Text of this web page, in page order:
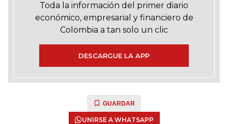
Toda la información del primer diario
económico, empresarial y financiero de
Colombia a tan solo un clic
DESCARGUE LA APP
GUARDAR
UNIRSE A WHATSAPP